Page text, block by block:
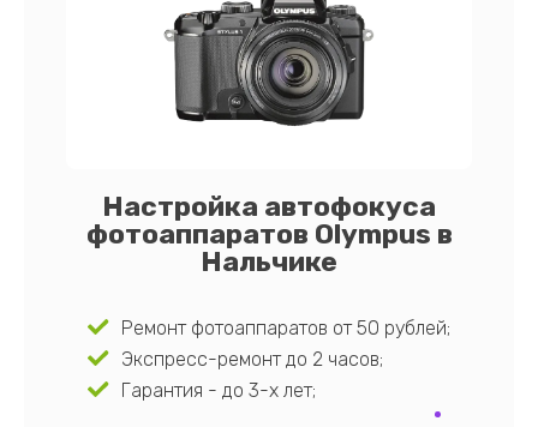
Настройка автофокуса
фотоаппаратов Olympus в
Нальчике
Ремонт фотоаппаратов от 50 рублей;
Экспресс-ремонт до 2 часов;
Гарантия - до 3-х лет;